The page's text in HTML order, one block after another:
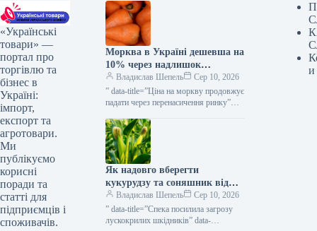
«Українські
товари» —
портал про
торгівлю та
бізнес в
Україні:
імпорт,
експорт та
агротовари.
Ми
публікуємо
корисні
поради та
статті для
підприємців і
споживачів.
Морква в Україні дешевша на
10% через надлишок
постачання — КУРКУЛЬ
Владислав Шепель
Сер 10, 2026
” data-title=”Ціна на моркву продовжує
падати через перенасичення ринку”
url=”https://kurkul.com/news/41876-
cherez-perenasichennya-rinku-
prodavjuye-znijuvatis-tsina-na-morkvu”>
Ціна на моркву продовжує падати
через перенасичення ринку 10
серпня…
Як надовго вберегти
кукурудзу та соняшник від
лускокрилих шкідників —
КУРКУЛЬ
Владислав Шепель
Сер 10, 2026
” data-title=”Спека посилила загрозу
лускокрилих шкідників” data-
и